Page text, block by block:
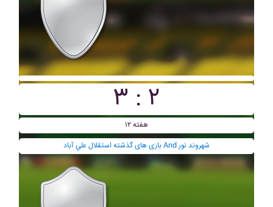
۳ : ۲
هفته ۱۲
بازی های گذشته استقلال علي آباد And شهروند نور